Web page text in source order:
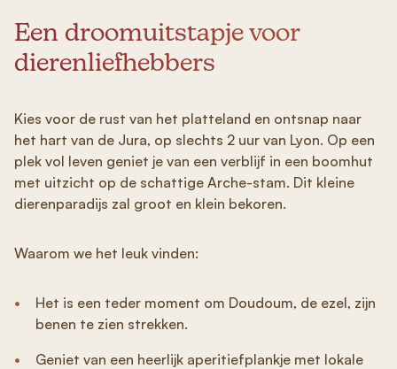
Een droomuitstapje voor
dierenliefhebbers
Kies voor de rust van het platteland en ontsnap naar
het hart van de Jura, op slechts 2 uur van Lyon. Op een
plek vol leven geniet je van een verblijf in een boomhut
met uitzicht op de schattige Arche-stam. Dit kleine
dierenparadijs zal groot en klein bekoren.
Waarom we het leuk vinden:
Het is een teder moment om Doudoum, de ezel, zijn
benen te zien strekken.
Geniet van een heerlijk aperitiefplankje met lokale